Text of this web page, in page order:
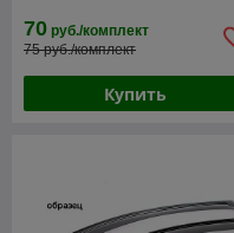
70 руб./комплект
75 руб./комплект
Купить